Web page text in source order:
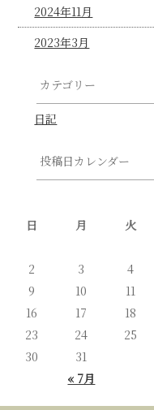
2024年11月
2023年3月
カテゴリー
日記
投稿日カレンダー
日
月 火
« 7月
2
3 4
9
10 11
16
17 18
23
24 25
30
31